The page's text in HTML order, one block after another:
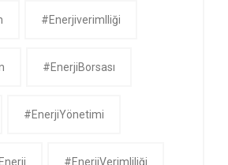
#enerjiverimlliği
#EnerjiBorsası
#EnerjiYönetimi
#EnerjiVerimliliği